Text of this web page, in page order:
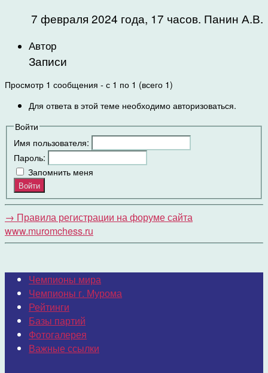
7 февраля 2024 года, 17 часов. Панин А.В.
Автор
Записи
Просмотр 1 сообщения - с 1 по 1 (всего 1)
Для ответа в этой теме необходимо авторизоваться.
Войти
Имя пользователя:
Пароль:
Запомнить меня
Войти
→ Правила регистрации на форуме сайта
www.muromchess.ru
Чемпионы мира
Чемпионы г. Мурома
Рейтинги
Базы партий
Фотогалерея
Важные ссылки